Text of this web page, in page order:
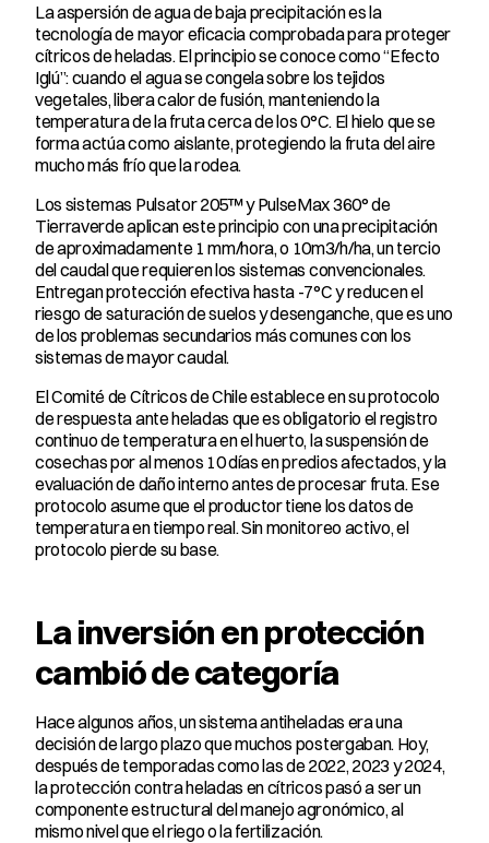
La aspersión de agua de baja precipitación es la
tecnología de mayor eficacia comprobada para proteger
cítricos de heladas. El principio se conoce como “Efecto
Iglú”: cuando el agua se congela sobre los tejidos
vegetales, libera calor de fusión, manteniendo la
temperatura de la fruta cerca de los 0°C. El hielo que se
forma actúa como aislante, protegiendo la fruta del aire
mucho más frío que la rodea.
Los sistemas Pulsator 205™ y PulseMax 360° de
Tierraverde aplican este principio con una precipitación
de aproximadamente 1 mm/hora, o 10m3/h/ha, un tercio
del caudal que requieren los sistemas convencionales.
Entregan protección efectiva hasta -7°C y reducen el
riesgo de saturación de suelos y desenganche, que es uno
de los problemas secundarios más comunes con los
sistemas de mayor caudal.
El Comité de Cítricos de Chile establece en su protocolo
de respuesta ante heladas que es obligatorio el registro
continuo de temperatura en el huerto, la suspensión de
cosechas por al menos 10 días en predios afectados, y la
evaluación de daño interno antes de procesar fruta. Ese
protocolo asume que el productor tiene los datos de
temperatura en tiempo real. Sin monitoreo activo, el
protocolo pierde su base.
La inversión en protección
cambió de categoría
Hace algunos años, un sistema antiheladas era una
decisión de largo plazo que muchos postergaban. Hoy,
después de temporadas como las de 2022, 2023 y 2024,
la protección contra heladas en cítricos pasó a ser un
componente estructural del manejo agronómico, al
mismo nivel que el riego o la fertilización.